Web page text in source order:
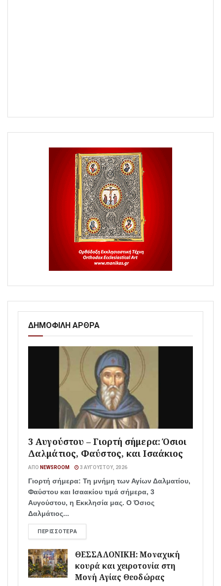
ΔΗΜΟΦΙΛΗ ΑΡΘΡΑ
3 Αυγούστου – Γιορτή σήμερα: Όσιοι
Δαλμάτιος, Φαύστος, και Ισαάκιος
ΑΠΌ NEWSROOM 3 ΑΥΓΟΎΣΤΟΥ, 2026
Γιορτή σήμερα: Τη μνήμη των Αγίων Δαλματίου,
Φαύστου και Ισαακίου τιμά σήμερα, 3
Αυγούστου, η Εκκλησία μας. Ο Όσιος
Δαλμάτιος...
ΠΕΡΙΣΣΌΤΕΡΑ
ΘΕΣΣΑΛΟΝΙΚΗ: Μοναχική
κουρά και χειροτονία στη
Μονή Αγίας Θεοδώρας